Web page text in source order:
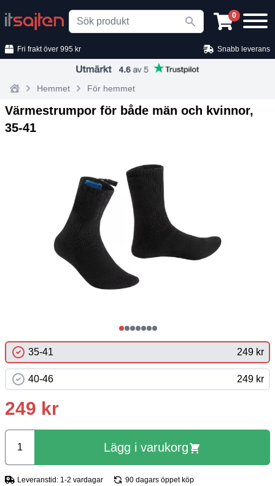
Search 0
Fri frakt över 995 kr Snabb leverans
Hemmet För hemmet
Värmestrumpor för både män och kvinnor,
35‑41
35-41 249 kr
40-46 249 kr
249 kr
Lägg i varukorg
Leveranstid: 1-2 vardagar 90 dagars öppet köp